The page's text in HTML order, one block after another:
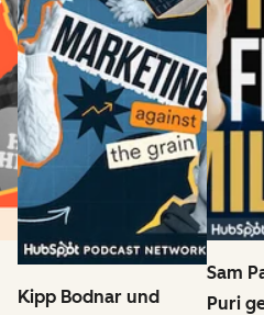
Kipp Bodnar und
Sam
Puri